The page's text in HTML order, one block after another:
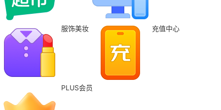
服饰美妆 充值中心
PLUS会员